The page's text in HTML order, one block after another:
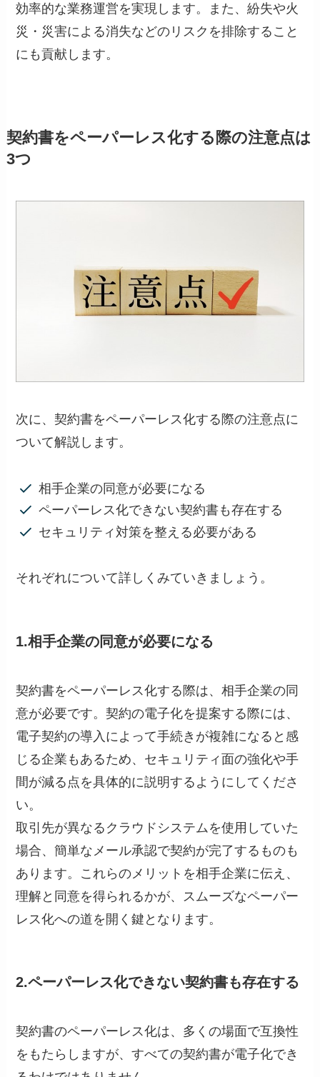
効率的な業務運営を実現します。また、紛失や火
災・災害による消失などのリスクを排除すること
にも貢献します。
契約書をペーパーレス化する際の注意点は
3つ
次に、契約書をペーパーレス化する際の注意点に
ついて解説します。
相手企業の同意が必要になる
ペーパーレス化できない契約書も存在する
セキュリティ対策を整える必要がある
それぞれについて詳しくみていきましょう。
1.相手企業の同意が必要になる
契約書をペーパーレス化する際は、相手企業の同
意が必要です。契約の電子化を提案する際には、
電子契約の導入によって手続きが複雑になると感
じる企業もあるため、セキュリティ面の強化や手
間が減る点を具体的に説明するようにしてくださ
い。
取引先が異なるクラウドシステムを使用していた
場合、簡単なメール承認で契約が完了するものも
あります。これらのメリットを相手企業に伝え、
理解と同意を得られるかが、スムーズなペーパー
レス化への道を開く鍵となります。
2.ペーパーレス化できない契約書も存在する
契約書のペーパーレス化は、多くの場面で互換性
をもたらしますが、すべての契約書が電子化でき